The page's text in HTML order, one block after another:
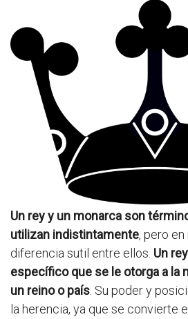
Un rey y un monarca son
utilizan indistintamente, pero en
diferencia sutil entre ellos. Un
específico que se le otorga a la
un reino o país . Su poder y
la herencia, ya que se convierte